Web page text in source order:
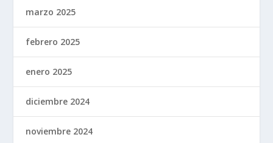
marzo 2025
febrero 2025
enero 2025
diciembre 2024
noviembre 2024